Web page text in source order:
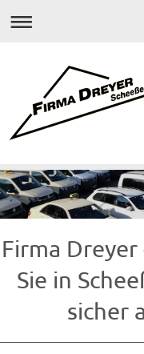
Firma
Sie in
sicher